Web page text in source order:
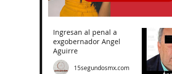
Ingresan al penal a
exgobernador Angel
Aguirre
15segundosmx.com